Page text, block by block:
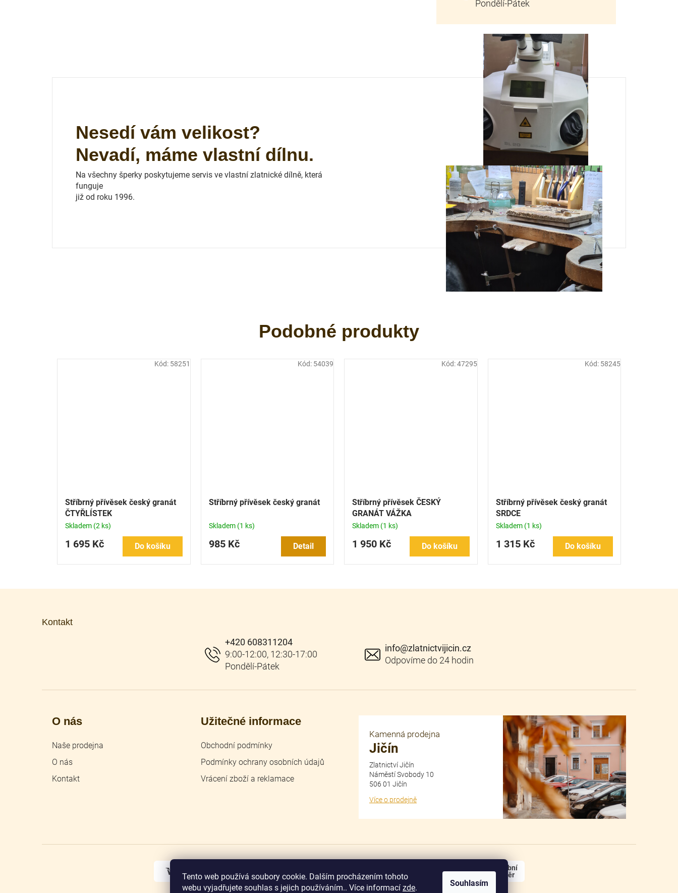
Tento web používá soubory cookie. Dalším procházením tohoto
webu vyjadřujete souhlas s jejich používáním.. Více informací zde. Souhlasím
Stříbrný přívěsek český granát
ČTYŘLÍSTEK
Skladem (2 ks)
1 695 Kč Do košíku
Kód: 58251
Stříbrný přívěsek český granát
Skladem (1 ks)
985 Kč Detail
Kód: 54039
Stříbrný přívěsek ČESKÝ
GRANÁT VÁŽKA
Skladem (1 ks)
1 950 Kč Do košíku
Kód:47295
Stříbrný přívěsek český granát
SRDCE
Skladem (1 ks)
1 315 Kč Do košíku
Kód: 58245
Nesedí vám velikost?
Nevadí, máme vlastní dílnu.
Na všechny šperky poskytujeme servis ve vlastní zlatnické dílně, která
funguje
již od roku 1996.
Kontakt
info@zlatnictvijicin.cz
+420 608311204
O nás
Naše prodejna
O nás
Kontakt
Užitečné informace
Obchodní podmínky
Podmínky ochrany osobních údajů
Vrácení zboží a reklamace
Kamenná prodejna
Jičín
Zlatnictví Jičín
Náměstí Svobody 10
506 01 Jičín
Více o prodejně
osobní
odběr